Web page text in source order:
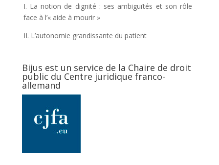
I. La notion de dignité : ses ambiguïtés et son rôle
face à l’« aide à mourir »
II. L’autonomie grandissante du patient
Bijus est un service de la Chaire de droit
public du Centre juridique franco-
allemand